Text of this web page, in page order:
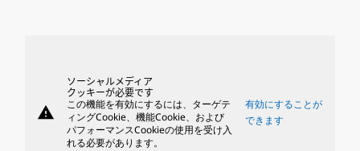
warning
ソーシャルメディア
クッキーが必要です
この機能を有効にするには、ターゲテ
ィングCookie、機能Cookie、および
パフォーマンスCookieの使用を受け入
れる必要があります。
有効にすることが
できます